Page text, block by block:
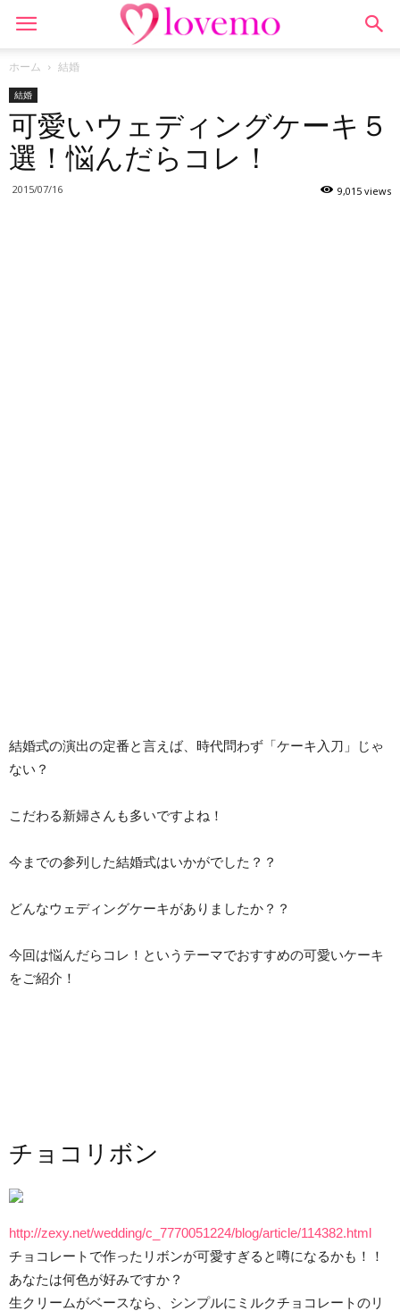
ホーム 結婚
結婚
可愛いウェディングケーキ５
選！悩んだらコレ！
2015/07/16 9,015 views
結婚式の演出の定番と言えば、時代問わず「ケーキ入刀」じゃ
ない？
こだわる新婦さんも多いですよね！
今までの参列した結婚式はいかがでした？？
どんなウェディングケーキがありましたか？？
今回は悩んだらコレ！というテーマでおすすめの可愛いケーキ
をご紹介！
チョコリボン
http://zexy.net/wedding/c_7770051224/blog/article/114382.html
チョコレートで作ったリボンが可愛すぎると噂になるかも！！
あなたは何色が好みですか？
生クリームがベースなら、シンプルにミルクチョコレートのリ